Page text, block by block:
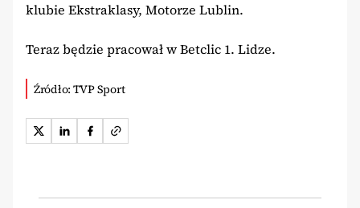
klubie Ekstraklasy, Motorze Lublin.
Teraz będzie pracował w Betclic 1. Lidze.
Źródło: TVP Sport